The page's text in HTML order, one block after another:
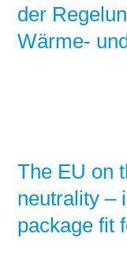
der
Wärme-
The EU on
neutrality –
package fit